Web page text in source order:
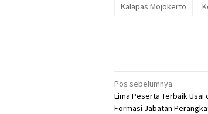
Kalapas Mojokerto
Navigasi
pos
Pos sebelumnya
Lima Peserta Terbaik Usai
Formasi Jabatan